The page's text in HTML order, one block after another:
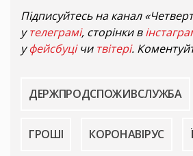
Підписуйтесь на канал
утелеграмі, сторінки в
уфейсбуцічи твітері.
ДЕРЖПРОДСПОЖИВСЛУЖБА
ГРОШІ КОРОНАВІРУС